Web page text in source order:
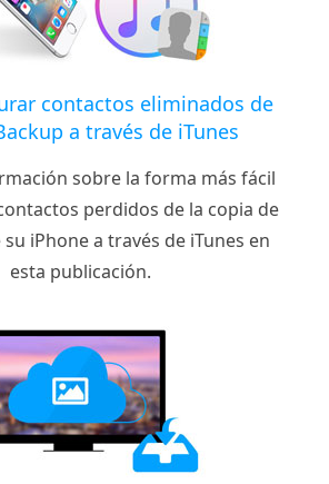
contactos eliminados de
a través de iTunes
sobre la forma más fácil
perdidos de la copia de
iPhone a través de iTunes en
esta publicación.